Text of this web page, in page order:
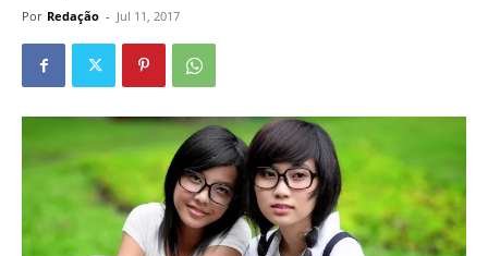
Por Redação - Jul 11, 2017